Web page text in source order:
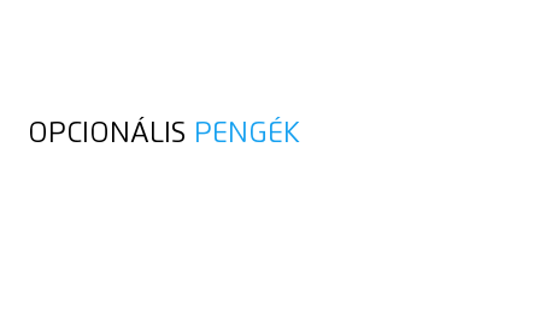
OPCIONÁLIS PENGÉK